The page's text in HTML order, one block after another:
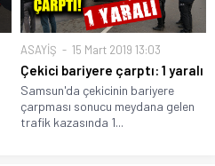
ASAYİŞ 15 Mart 2019 13:03
Çekici bariyere çarptı: 1 yaralı
Samsun'da çekicinin bariyere
çarpması sonucu meydana gelen
trafik kazasında 1...